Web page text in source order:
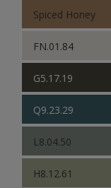
Spiced Honey
FN.01.84
G5.17.19
Q9.23.29
L8.04.50
H8.12.61